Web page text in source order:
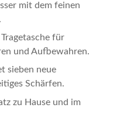
mit dem feinen
für
und Aufbewahren.
sieben neue
Schärfen.
zu Hause und im